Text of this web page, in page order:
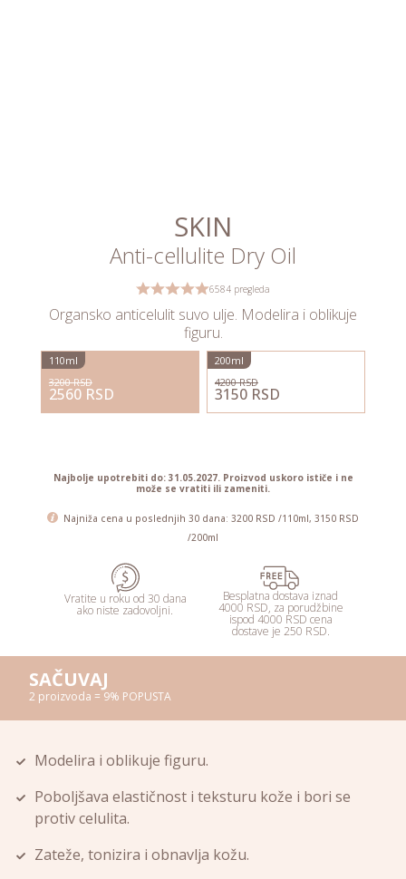
SKIN
Anti-cellulite Dry Oil
6584 pregleda
Organsko anticelulit suvo ulje. Modelira i oblikuje
figuru.
110ml
3200 RSD
2560 RSD
200ml
4200 RSD
3150 RSD
Najbolje upotrebiti do: 31.05.2027. Proizvod uskoro ističe i ne
može se vratiti ili zameniti.
Najniža cena u poslednjih 30 dana: 3200 RSD /110ml, 3150 RSD
/200ml
Vratite u roku od 30 dana
ako niste zadovoljni.
Besplatna dostava iznad
4000 RSD, za porudžbine
ispod 4000 RSD cena
dostave je 250 RSD.
SAČUVAJ
2 proizvoda = 9% POPUSTA
Modelira i oblikuje figuru.
Poboljšava elastičnost i teksturu kože i bori se
protiv celulita.
Zateže, tonizira i obnavlja kožu.